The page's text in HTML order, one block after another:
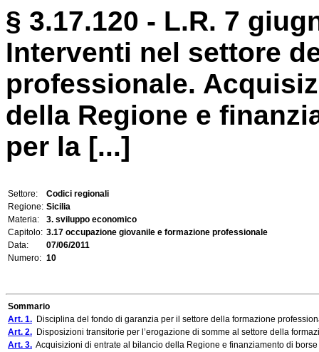
§ 3.17.120 - L.R. 7
Interventi nel settore
professionale.
della Regione e
per la [...]
Settore:
Codici regionali
Regione: Sicilia
Materia:
3. sviluppo economico
Capitolo: 3.17 occupazione giovanile e formazione professionale
Data:
07/06/2011
Numero: 10
Sommario
Art. 1. Disciplina del fondo di garanzia per il settore della formazione
Art. 2. Disposizioni transitorie per l’erogazione di somme al settore della
Art. 3. Acquisizioni di entrate al bilancio della Regione e finanziamento di